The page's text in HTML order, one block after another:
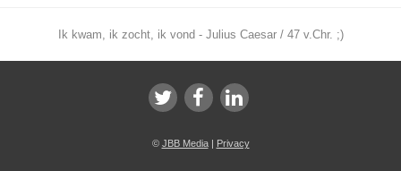
Ik kwam, ik zocht, ik vond - Julius Caesar / 47 v.Chr. ;)
© JBB Media| Privacy